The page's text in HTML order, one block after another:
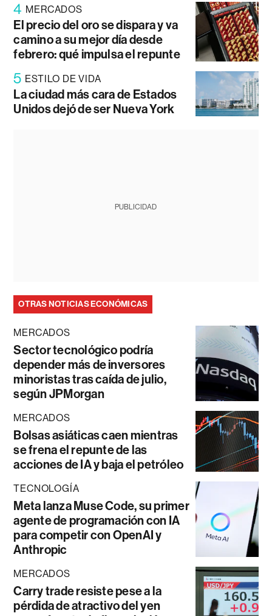
4 MERCADOS
El precio del oro se dispara y va
camino a su mejor día desde
febrero: qué impulsa el repunte
5 ESTILO DE VIDA
La ciudad más cara de Estados
Unidos dejó de ser Nueva York
PUBLICIDAD
OTRAS NOTICIAS ECONÓMICAS
MERCADOS
Sector tecnológico podría
depender más de inversores
minoristas tras caída de julio,
según JPMorgan
MERCADOS
Bolsas asiáticas caen mientras
se frena el repunte de las
acciones de IA y baja el petróleo
TECNOLOGÍA
Meta lanza Muse Code, su primer
agente de programación con IA
para competir con OpenAI y
Anthropic
MERCADOS
Carry trade resiste pese a la
pérdida de atractivo del yen